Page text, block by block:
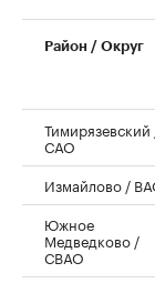
Район / Округ
Тимирязевский
САО
Измайлово /
Южное
Медведково /
СВАО